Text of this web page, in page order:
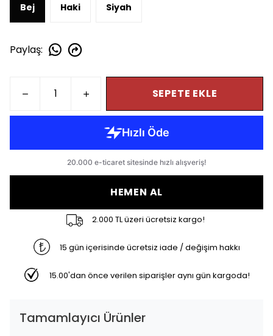
Bej Haki Siyah
Paylaş:
SEPETE EKLE
HEMEN AL
2.000 TL üzeri ücretsiz kargo!
15 gün içerisinde ücretsiz iade / değişim hakkı
15.00'dan önce verilen siparişler aynı gün kargoda!
Tamamlayıcı Ürünler